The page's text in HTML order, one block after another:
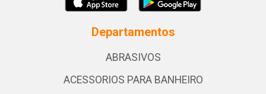
Departamentos
ABRASIVOS
ACESSORIOS PARA BANHEIRO